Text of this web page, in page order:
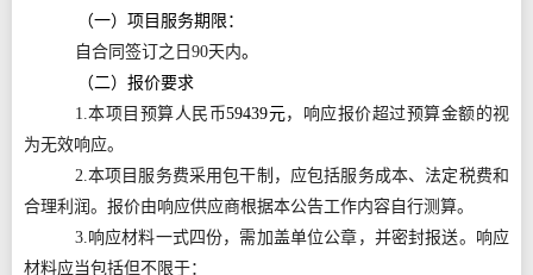
（一）项目服务期限：
自合同签订之日90天内。
（二）报价要求
1.本项目预算人民币59439元，响应报价超过预算金额的视
为无效响应。
2.本项目服务费采用包干制，应包括服务成本、法定税费和
合理利润。报价由响应供应商根据本公告工作内容自行测算。
3.响应材料一式四份，需加盖单位公章，并密封报送。响应
材料应当包括但不限于：